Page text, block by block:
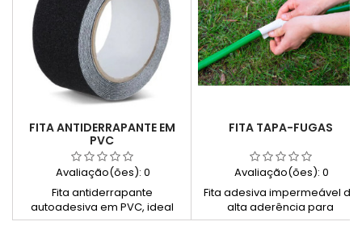
FITA ANTIDERRAPANTE EM
PVC
Avaliação(ões): 0
Fita antiderrapante
autoadesiva em PVC, ideal
para aumentar a segurança
FITA TAPA-FUGAS
Avaliação(ões): 0
Fita adesiva impermeável de
alta aderência para
reparação rápida de fugas,